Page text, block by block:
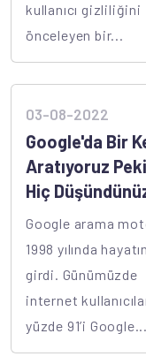
kullanıcı gizliliğini
önceleyen bir...
03-08-2022
Google'da Bir
Aratıyoruz
Hiç
Google arama
1998 yılında
girdi. Günümüzde
internet
yüzde 91’i Google...